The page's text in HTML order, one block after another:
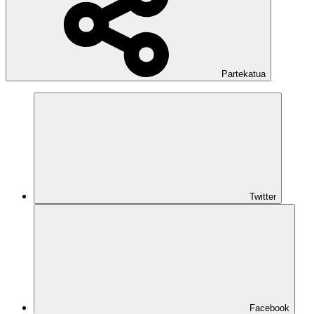
Partekatua
Twitter
Facebook